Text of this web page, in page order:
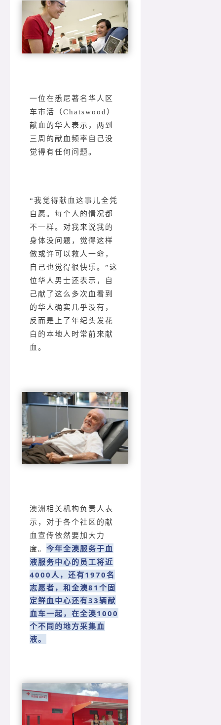
一位在悉尼著名华人区
车市活（Chatswood）
献血的华人表示，两到
三周的献血频率自己没
觉得有任何问题。
“我觉得献血这事儿全凭
自愿。每个人的情况都
不一样。对我来说我的
身体没问题，觉得这样
做或许可以救人一命，
自己也觉得很快乐。”这
位华人男士还表示，自
己献了这么多次血看到
的华人确实几乎没有，
反而是上了年纪头发花
白的本地人时常前来献
血。
澳洲相关机构负责人表
示，对于各个社区的献
血宣传依然要加大力
度。 今年全澳服务于血
液服务中心的员工将近
4000人，还有1970名
志愿者，和全澳81个固
定鲜血中心还有33辆献
血车一起，在全澳1000
个不同的地方采集血
液。